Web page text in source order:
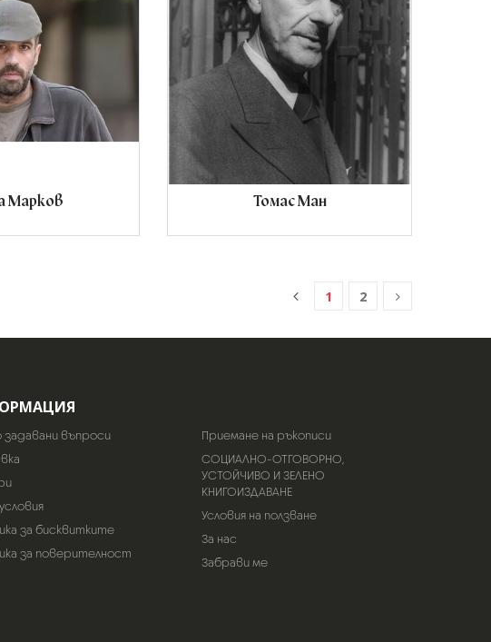
Марков Томас Ман
1 2
въпроси
за бисквитките
за поверителност
Приемане на ръкописи
СОЦИАЛНО-ОТГОВОРНО,
УСТОЙЧИВО И ЗЕЛЕНО
КНИГОИЗДАВАНЕ
Условия на ползване
За нас
Забрави ме